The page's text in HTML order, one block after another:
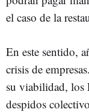
el caso de la
En este sentido,
crisis de
su viabilidad, los
despidos